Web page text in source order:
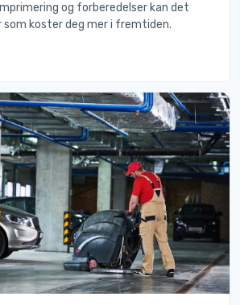
og forberedelser kan det
som koster deg mer i fremtiden.